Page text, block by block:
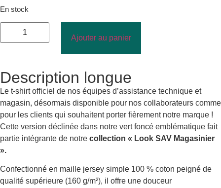
En stock
Ajouter au panier
Description longue
Le t-shirt officiel de nos équipes d’assistance technique et
magasin, désormais disponible pour nos collaborateurs comme
pour les clients qui souhaitent porter fièrement notre marque !
Cette version déclinée dans notre vert foncé emblématique fait
partie intégrante de notre collection « Look SAV Magasinier
».
Confectionné en maille jersey simple 100 % coton peigné de
qualité supérieure (160 g/m²), il offre une douceur